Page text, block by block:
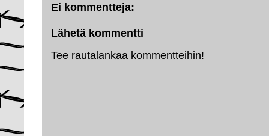
Ei kommentteja:
Lähetä kommentti
Tee rautalankaa kommentteihin!